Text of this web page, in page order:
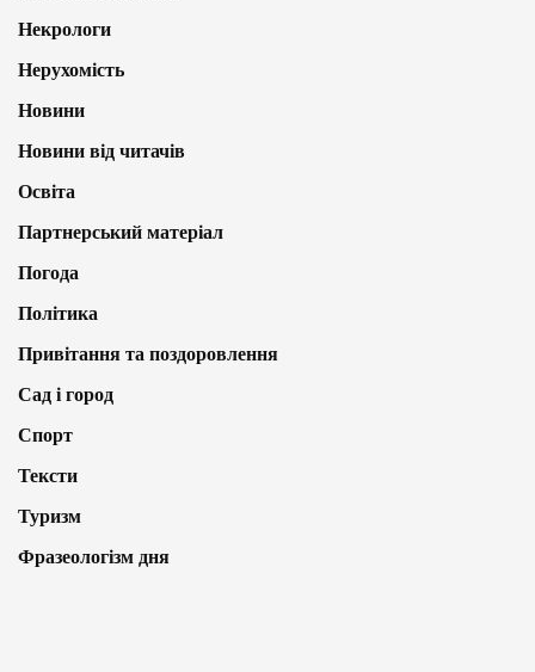
Некрологи
Нерухомість
Новини
Новини від читачів
Освіта
Партнерський матеріал
Погода
Політика
Привітання та поздоровлення
Сад і город
Спорт
Тексти
Туризм
Фразеологізм дня